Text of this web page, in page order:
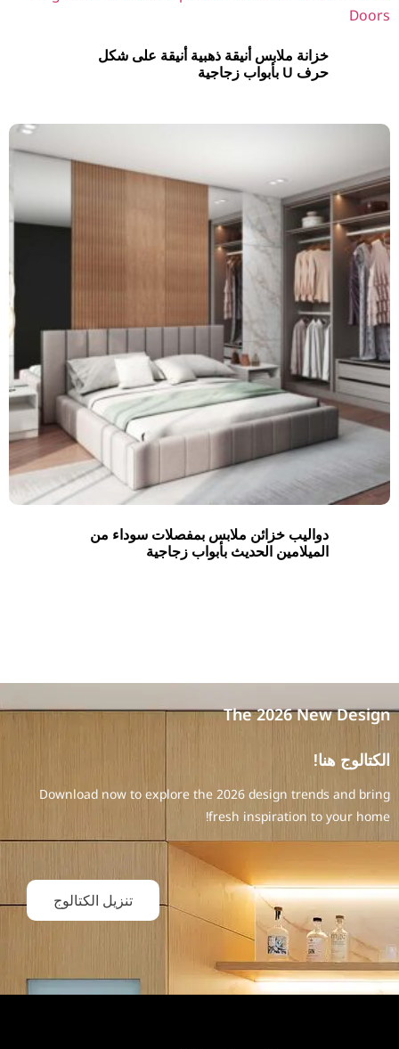
خزانة ملابس أنيقة ذهبية أنيقة على شكل
حرف U بأبواب زجاجية
دواليب خزائن ملابس بمفصلات سوداء من
الميلامين الحديث بأبواب زجاجية
The 2026 New Design
الكتالوج هنا!
Download now to explore the 2026 design trends and bring
fresh inspiration to your home!
تنزيل الكتالوج